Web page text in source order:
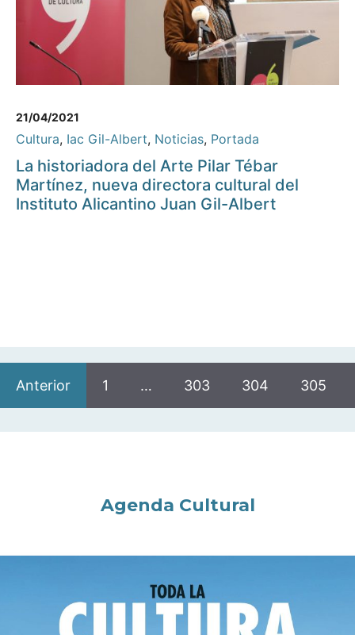
21/04/2021
Cultura, Iac Gil-Albert, Noticias, Portada
La historiadora del Arte Pilar Tébar
Martínez, nueva directora cultural del
Instituto Alicantino Juan Gil-Albert
Anterior 1 … 303 304 305
Agenda Cultural